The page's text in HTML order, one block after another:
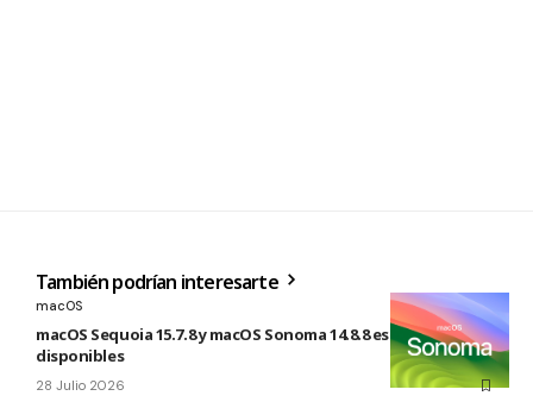
También podrían interesarte
macOS
macOS Sequoia 15.7.8 y macOS Sonoma 14.8.8 están
disponibles
28 Julio 2026